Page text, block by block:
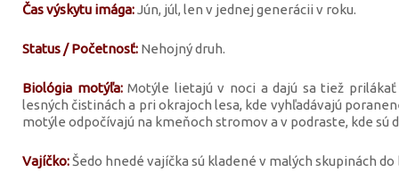
Čas výskytu imága:Jún, júl, len v jednej generácii v roku.
Status / Početnosť: Nehojný druh.
Biológia motýľa:Motýle lietajú v noci a dajú sa tiež
lesných čistinách a pri okrajoch lesa, kde vyhľadávajú
motýle odpočívajú na kmeňoch stromov a v podraste, kde sú
Vajíčko:Šedo hnedé vajíčka sú kladené v malých skupinách